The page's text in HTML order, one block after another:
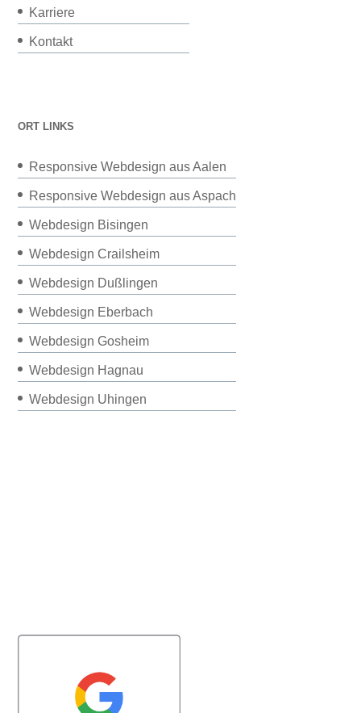
Karriere
Kontakt
ORT LINKS
Responsive Webdesign aus Aalen
Responsive Webdesign aus Aspach
Webdesign Bisingen
Webdesign Crailsheim
Webdesign Dußlingen
Webdesign Eberbach
Webdesign Gosheim
Webdesign Hagnau
Webdesign Uhingen